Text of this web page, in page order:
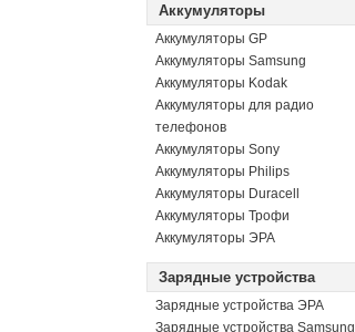
Аккумуляторы
Аккумуляторы GP
Аккумуляторы Samsung
Аккумуляторы Kodak
Аккумуляторы для радио
телефонов
Аккумуляторы Sony
Аккумуляторы Philips
Аккумуляторы Duracell
Аккумуляторы Трофи
Аккумуляторы ЭРА
Зарядные устройства
Зарядные устройства ЭРА
Зарядные устройства Samsung